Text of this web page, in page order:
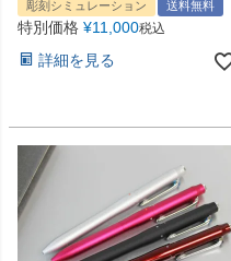
彫刻シミュレーション 送料無料
特別価格 ¥11,000税込
詳細を見る